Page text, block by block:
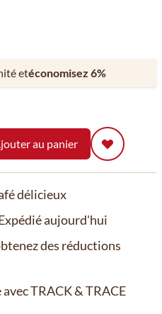
etéconomisez 6%
au panier
délicieux
aujourd'hui
des réductions
TRACK & TRACE